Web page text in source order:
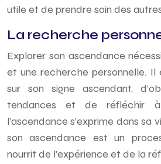
utile et de prendre soin des
La recherche
Explorer son ascendance
et une recherche personnelle.
sur son signe ascendant,
tendances et de réfléchir
l’ascendance s’exprime dans sa
son ascendance est un
nourrit de l’expérience et de la